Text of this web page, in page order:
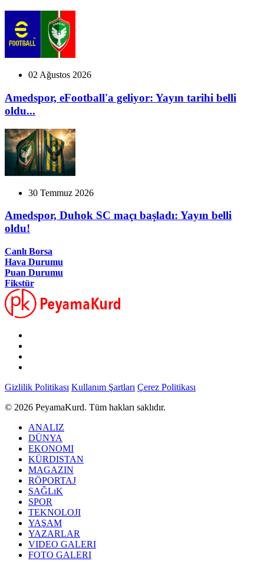
02 Ağustos 2026
Amedspor, eFootball'a geliyor: Yayın tarihi belli
oldu...
30 Temmuz 2026
Amedspor, Duhok SC maçı başladı: Yayın belli
oldu!
Canlı Borsa
Hava Durumu
Puan Durumu
Fikstür
Gizlilik Politikası Kullanım Şartları Çerez Politikası
© 2026 PeyamaKurd. Tüm hakları saklıdır.
ANALIZ
DÜNYA
EKONOMI
KÜRDISTAN
MAGAZIN
RÖPORTAJ
SAĞLıK
SPOR
TEKNOLOJI
YAŞAM
YAZARLAR
VIDEO GALERI
FOTO GALERI